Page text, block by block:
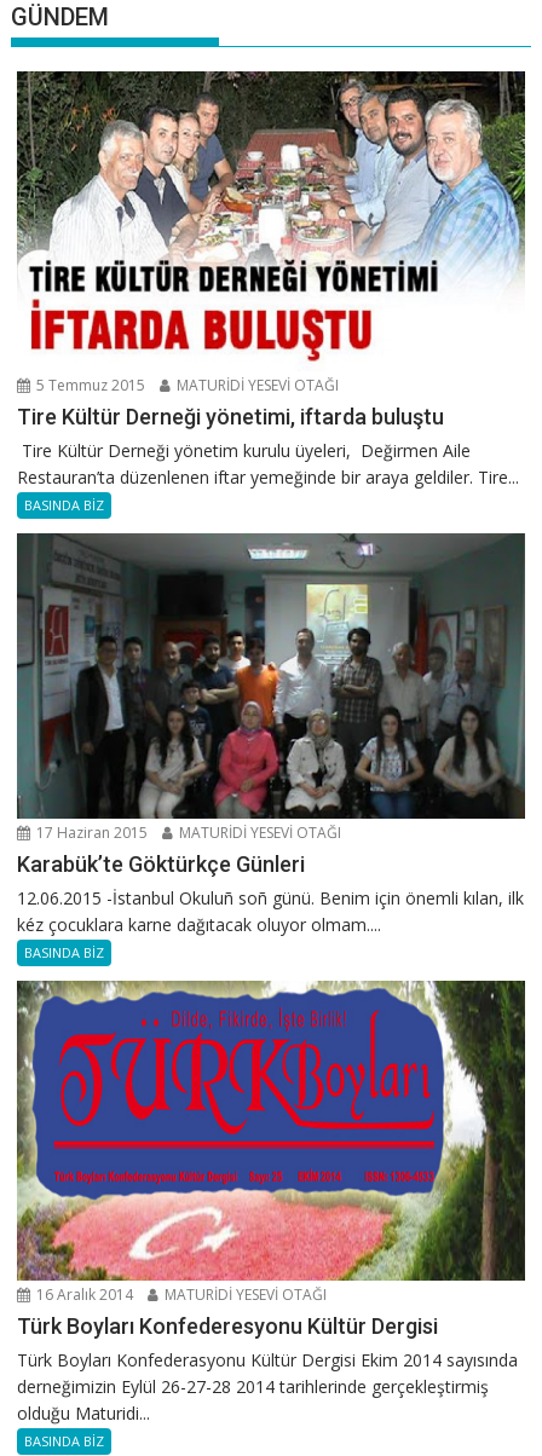
GÜNDEM
5 Temmuz 2015 MATURİDİ YESEVİ OTAĞI
Tire Kültür Derneği yönetimi, iftarda buluştu
Tire Kültür Derneği yönetim kurulu üyeleri, Değirmen Aile
Restauran’ta düzenlenen iftar yemeğinde bir araya geldiler. Tire...
BASINDA BİZ
17 Haziran 2015 MATURİDİ YESEVİ OTAĞI
Karabük’te Göktürkçe Günleri
12.06.2015 -İstanbul Okuluñ soñ günü. Benim için önemli kılan, ilk
kéz çocuklara karne dağıtacak oluyor olmam....
BASINDA BİZ
16 Aralık 2014 MATURİDİ YESEVİ OTAĞI
Türk Boyları Konfederesyonu Kültür Dergisi
Türk Boyları Konfederasyonu Kültür Dergisi Ekim 2014 sayısında
derneğimizin Eylül 26-27-28 2014 tarihlerinde gerçekleştirmiş
olduğu Maturidi...
BASINDA BİZ